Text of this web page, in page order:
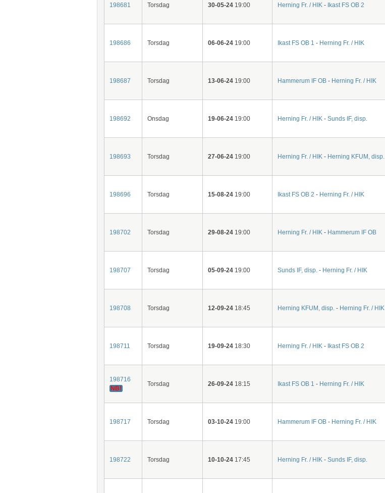
198681 Torsdag 30-05-2419:00 Herning Fr. / HIK- Ikast FS OB 2
198686 Torsdag 06-06-2419:00 Ikast FS OB 1 - Herning Fr. / HIK
198687 Torsdag 13-06-2419:00 Hammerum IF OB- Herning Fr. / HIK
198692 Onsdag 19-06-2419:00 Herning Fr. / HIK- Sunds IF, disp.
198693 Torsdag 27-06-2419:00 Herning Fr. / HIK- Herning KFUM, disp.
198696 Torsdag 15-08-2419:00 Ikast FS OB 2 - Herning Fr. / HIK
198702 Torsdag 29-08-2419:00 Herning Fr. / HIK- Hammerum IF OB
198707 Torsdag 05-09-2419:00 Sunds IF, disp.- Herning Fr. / HIK
198708 Torsdag 12-09-2418:45 Herning KFUM, disp.- Herning Fr. / HIK
198711 Torsdag 19-09-2418:30 Herning Fr. / HIK- Ikast FS OB 2
198716
NB!
Torsdag 26-09-2418:15 Ikast FS OB 1 - Herning Fr. / HIK
198717 Torsdag 03-10-2419:00 Hammerum IF OB- Herning Fr. / HIK
198722 Torsdag 10-10-2417:45 Herning Fr. / HIK- Sunds IF, disp.